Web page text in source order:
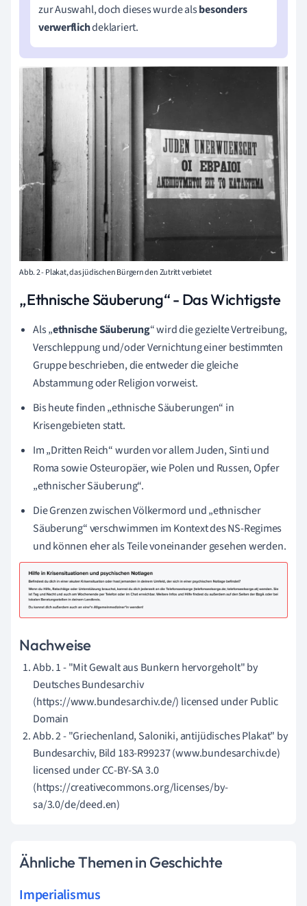
zur Auswahl, doch dieses wurde alsbesonders
verwerflichdeklariert.
Abb. 2 - Plakat, das jüdischen Bürgern den Zutritt verbietet
„Ethnische Säuberung“ - Das Wichtigste
Als „ethnische Säuberung“ wird die gezielte Vertreibung,
Verschleppung und/oder Vernichtung einer bestimmten
Gruppe beschrieben, die entweder die gleiche
Abstammung oder Religion vorweist.
Bis heute finden „ethnische Säuberungen“ in
Krisengebieten statt.
Im „Dritten Reich“ wurden vor allem Juden, Sinti und
Roma sowie Osteuropäer, wie Polen und Russen, Opfer
„ethnischer Säuberung“.
Die Grenzen zwischen Völkermord und „ethnischer
Säuberung“ verschwimmen im Kontext des NS-Regimes
und können eher als Teile voneinander gesehen werden.
Nachweise
Abb. 1 - "Mit Gewalt aus Bunkern hervorgeholt" by
Deutsches Bundesarchiv
(https://www.bundesarchiv.de/) licensed under Public
Domain
Abb. 2 - "Griechenland, Saloniki, antijüdisches Plakat" by
Bundesarchiv, Bild 183-R99237 (www.bundesarchiv.de)
licensed under CC-BY-SA 3.0
(https://creativecommons.org/licenses/by-
sa/3.0/de/deed.en)
Ähnliche Themen in Geschichte
Imperialismus